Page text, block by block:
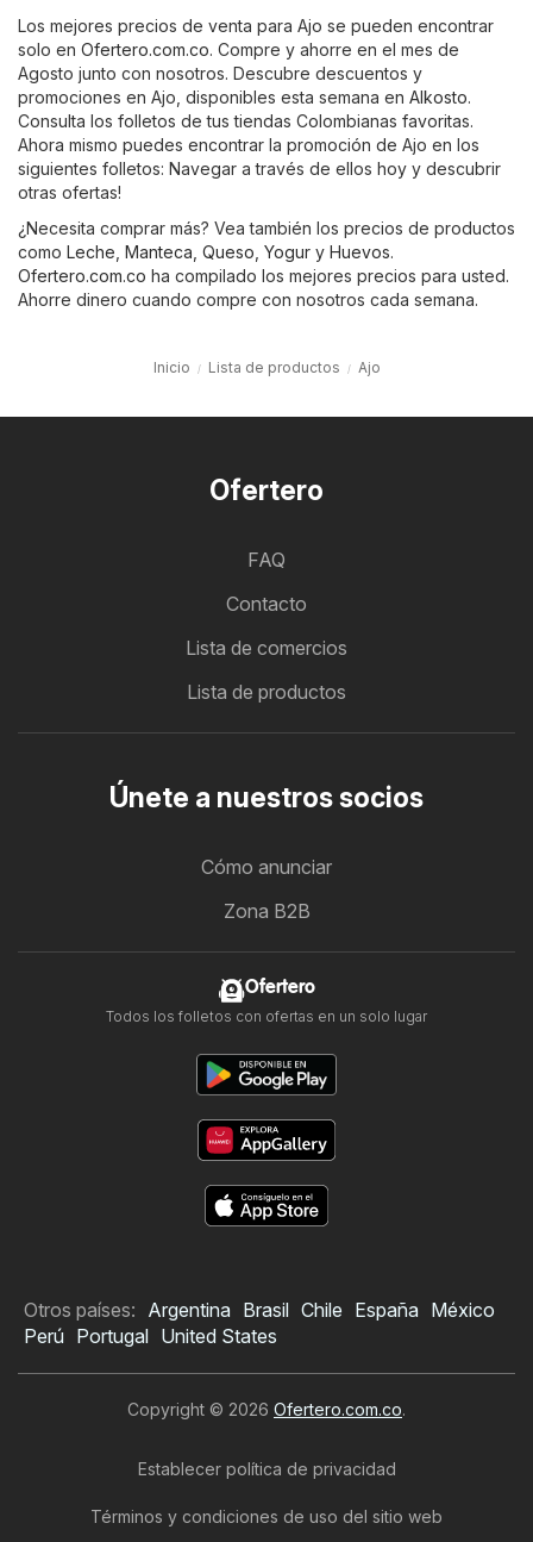
Los mejores precios de venta para Ajo se pueden encontrar
solo en Ofertero.com.co. Compre y ahorre en el mes de
Agosto junto con nosotros. Descubre descuentos y
promociones en Ajo, disponibles esta semana en Alkosto.
Consulta los folletos de tus tiendas Colombianas favoritas.
Ahora mismo puedes encontrar la promoción de Ajo en los
siguientes folletos: Navegar a través de ellos hoy y descubrir
otras ofertas!
¿Necesita comprar más? Vea también los precios de productos
como Leche Manteca Queso Yogur y Huevos.
Ofertero.com.co ha compilado los mejores precios para usted.
Ahorre dinero cuando compre con nosotros cada semana.
Inicio Lista de productos Ajo
Ofertero
FAQ
Contacto
Lista de comercios
Lista de productos
Únete a nuestros socios
Cómo anunciar
Zona B2B
Ofertero
Todos los folletos con ofertas en un solo lugar
Otros países: Argentina Brasil Chile España México
Perú Portugal United States
Copyright © 2026 Ofertero.com.co.
Establecer política de privacidad
Términos y condiciones de uso del sitio web